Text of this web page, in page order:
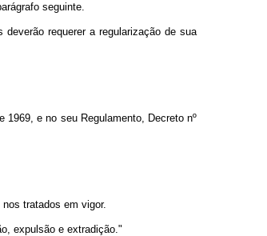
seguinte.
requerer a regularização de sua
e no seu Regulamento, Decreto nº
tratados em vigor.
expulsão e extradição."